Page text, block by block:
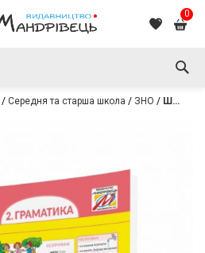
0
Середня та старша школа ЗНО Швидка англійська. Граматика (част. 2)